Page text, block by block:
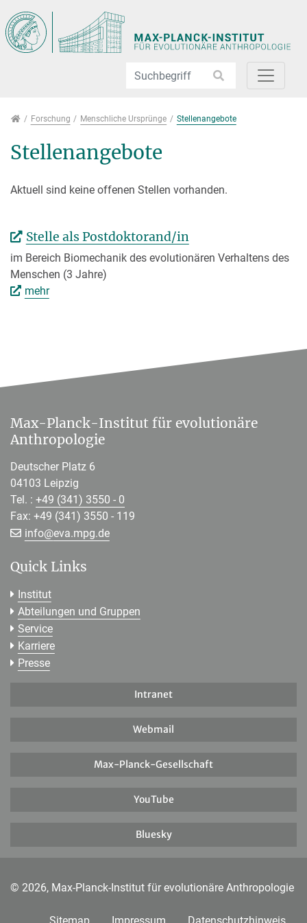
Forschung
Forschung Menschliche Ursprünge Stellenangebote
Stellenangebote
Aktuell sind keine offenen Stellen vorhanden.
Stelle als Postdoktorand/in
im Bereich Biomechanik des evolutionären Verhaltens des
Menschen (3 Jahre)
mehr
Max-Planck-Institut für evolutionäre
Anthropologie
Deutscher Platz 6
04103 Leipzig
Tel. : +49 (341) 3550 - 0
Fax: +49 (341) 3550 - 119
info@[>>> Please remove the text! <<<]
eva.mpg.de
Quick Links
Institut
Abteilungen und Gruppen
Service
Karriere
Presse
Intranet
Webmail
Max-Planck-Gesellschaft
YouTube
Bluesky
© 2026, Max-Planck-Institut für evolutionäre Anthropologie